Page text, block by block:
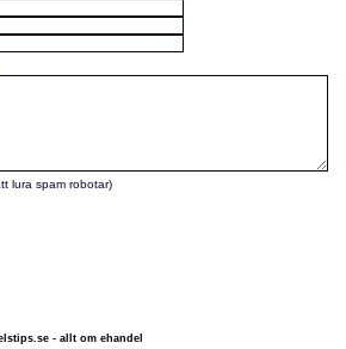
lura spam robotar)
- allt om ehandel